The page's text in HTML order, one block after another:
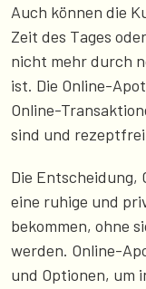
Auch können die
Zeit des Tages
nicht mehr durch
ist. Die Online-
Online-
sind und
Die Entscheidung,
eine ruhige und
bekommen, ohne
werden. Online-
und Optionen, um